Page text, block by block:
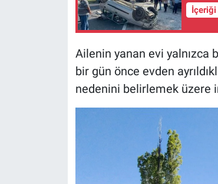
İçeriği
Ailenin yanan evi yalnızca
bir gün önce evden
nedenini belirlemek üzere